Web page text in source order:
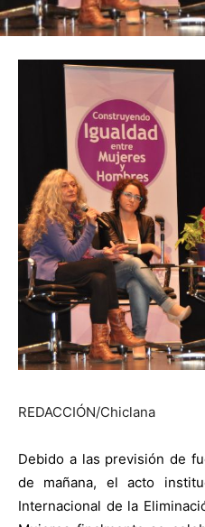
REDACCIÓN/Chiclana
Debido a las previsión de
de mañana, el acto
Internacional de la